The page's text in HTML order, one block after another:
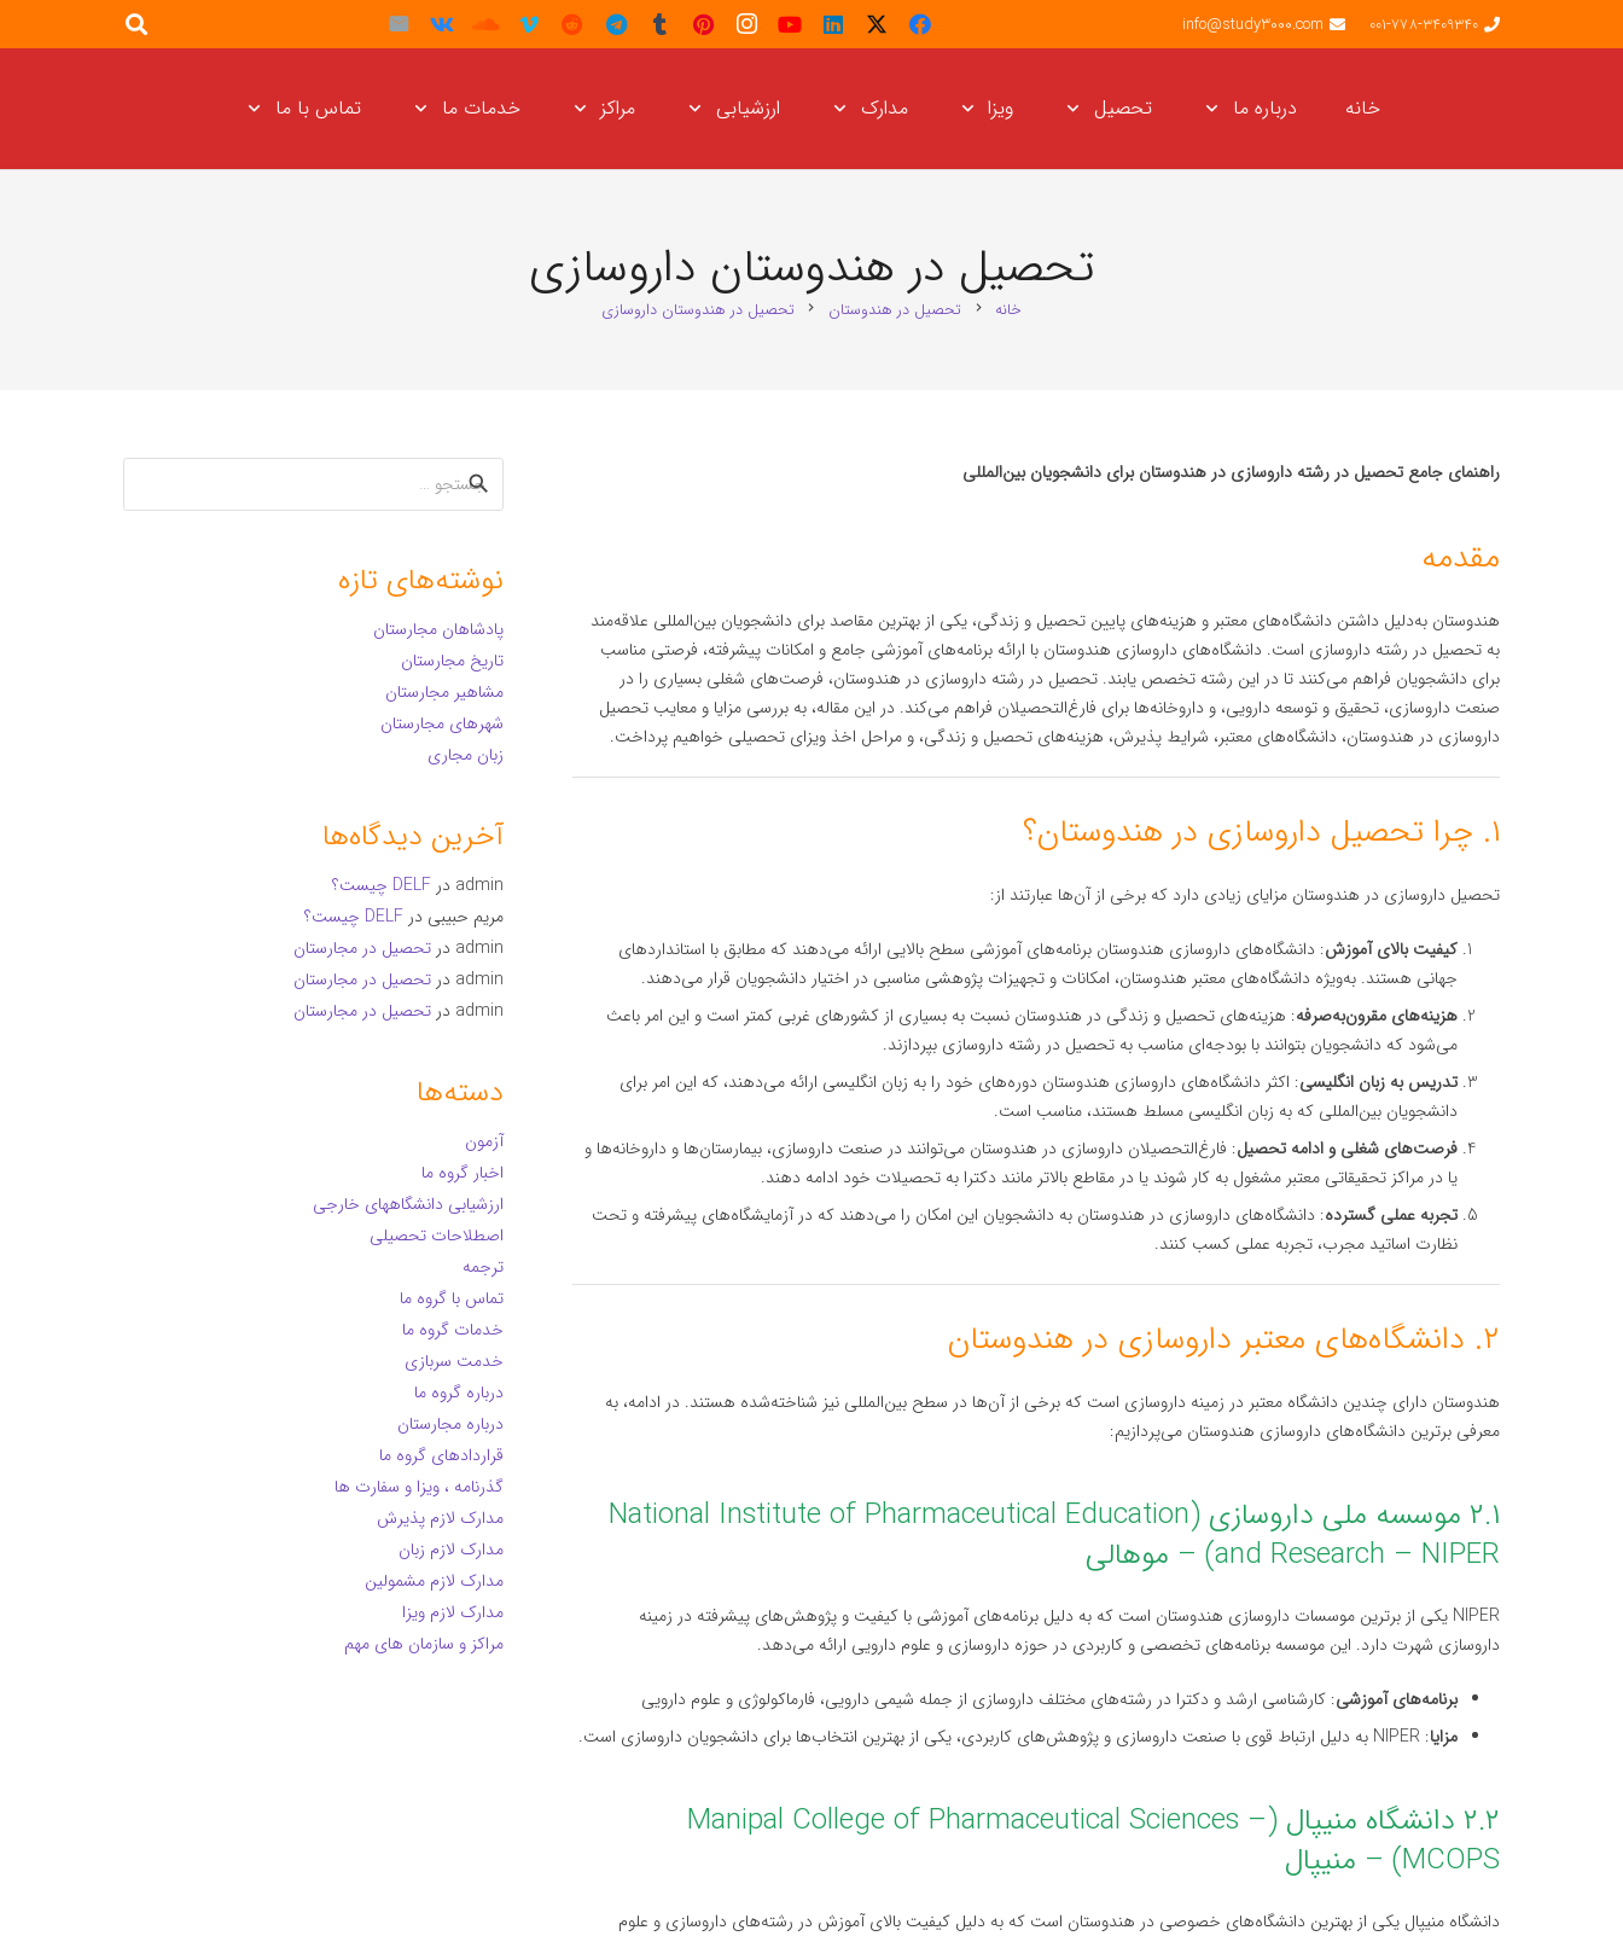
001-778-3409340
info@study3000.com
خانه درباره ما تحصیل ویزا مدارک ارزشیابی مراکز خدمات ما تماس با ما
تحصیل در هندوستان داروسازی
خانه chevron_right تحصیل در هندوستان chevron_right تحصیل در هندوستان داروسازی
راهنمای جامع تحصیل در رشته داروسازی در هندوستان برای دانشجویان بین‌المللی
مقدمه
هندوستان به‌دلیل داشتن دانشگاه‌های معتبر و هزینه‌های پایین تحصیل و زندگی، یکی از بهترین مقاصد برای دانشجویان بین‌المللی علاقه‌مند
به تحصیل در رشته داروسازی است. دانشگاه‌های داروسازی هندوستان با ارائه برنامه‌های آموزشی جامع و امکانات پیشرفته، فرصتی مناسب
برای دانشجویان فراهم می‌کنند تا در این رشته تخصص یابند. تحصیل در رشته داروسازی در هندوستان، فرصت‌های شغلی بسیاری را در
صنعت داروسازی، تحقیق و توسعه دارویی، و داروخانه‌ها برای فارغ‌التحصیلان فراهم می‌کند. در این مقاله، به بررسی مزایا و معایب تحصیل
داروسازی در هندوستان، دانشگاه‌های معتبر، شرایط پذیرش، هزینه‌های تحصیل و زندگی، و مراحل اخذ ویزای تحصیلی خواهیم پرداخت.
۱. چرا تحصیل داروسازی در هندوستان؟
تحصیل داروسازی در هندوستان مزایای زیادی دارد که برخی از آن‌ها عبارتند از:
کیفیت بالای آموزش: دانشگاه‌های داروسازی هندوستان برنامه‌های آموزشی سطح بالایی ارائه می‌دهند که مطابق با استانداردهای
جهانی هستند. به‌ویژه دانشگاه‌های معتبر هندوستان، امکانات و تجهیزات پژوهشی مناسبی در اختیار دانشجویان قرار می‌دهند.
هزینه‌های مقرون‌به‌صرفه: هزینه‌های تحصیل و زندگی در هندوستان نسبت به بسیاری از کشورهای غربی کمتر است و این امر باعث
می‌شود که دانشجویان بتوانند با بودجه‌ای مناسب به تحصیل در رشته داروسازی بپردازند.
تدریس به زبان انگلیسی: اکثر دانشگاه‌های داروسازی هندوستان دوره‌های خود را به زبان انگلیسی ارائه می‌دهند، که این امر برای
دانشجویان بین‌المللی که به زبان انگلیسی مسلط هستند، مناسب است.
فرصت‌های شغلی و ادامه تحصیل: فارغ‌التحصیلان داروسازی در هندوستان می‌توانند در صنعت داروسازی، بیمارستان‌ها و داروخانه‌ها و
یا در مراکز تحقیقاتی معتبر مشغول به کار شوند یا در مقاطع بالاتر مانند دکترا به تحصیلات خود ادامه دهند.
تجربه عملی گسترده: دانشگاه‌های داروسازی در هندوستان به دانشجویان این امکان را می‌دهند که در آزمایشگاه‌های پیشرفته و تحت
نظارت اساتید مجرب، تجربه عملی کسب کنند.
۲. دانشگاه‌های معتبر داروسازی در هندوستان
هندوستان دارای چندین دانشگاه معتبر در زمینه داروسازی است که برخی از آن‌ها در سطح بین‌المللی نیز شناخته‌شده هستند. در ادامه، به
معرفی برترین دانشگاه‌های داروسازی هندوستان می‌پردازیم:
۲.۱ موسسه ملی داروسازی (National Institute of Pharmaceutical Education
and Research – NIPER) – موهالی
NIPER یکی از برترین موسسات داروسازی هندوستان است که به دلیل برنامه‌های آموزشی با کیفیت و پژوهش‌های پیشرفته در زمینه
داروسازی شهرت دارد. این موسسه برنامه‌های تخصصی و کاربردی در حوزه داروسازی و علوم دارویی ارائه می‌دهد.
برنامه‌های آموزشی: کارشناسی ارشد و دکترا در رشته‌های مختلف داروسازی از جمله شیمی دارویی، فارماکولوژی و علوم دارویی
مزایا: NIPER به دلیل ارتباط قوی با صنعت داروسازی و پژوهش‌های کاربردی، یکی از بهترین انتخاب‌ها برای دانشجویان داروسازی است.
۲.۲ دانشگاه منیپال (Manipal College of Pharmaceutical Sciences –
MCOPS) – منیپال
دانشگاه منیپال یکی از بهترین دانشگاه‌های خصوصی در هندوستان است که به دلیل کیفیت بالای آموزش در رشته‌های داروسازی و علوم
جستجو
برای:
نوشته‌های تازه
پادشاهان مجارستان
تاریخ مجارستان
مشاهیر مجارستان
شهرهای مجارستان
زبان مجاری
آخرین دیدگاه‌ها
admin در DELF چیست؟
مریم حبیبی در DELF چیست؟
admin در تحصیل در مجارستان
admin در تحصیل در مجارستان
admin در تحصیل در مجارستان
دسته‌ها
آزمون
اخبار گروه ما
ارزشیابی دانشگاههای خارجی
اصطلاحات تحصیلی
ترجمه
تماس با گروه ما
خدمات گروه ما
خدمت سربازی
درباره گروه ما
درباره مجارستان
قراردادهای گروه ما
گذرنامه ، ویزا و سفارت ها
مدارک لازم پذیرش
مدارک لازم زبان
مدارک لازم مشمولین
مدارک لازم ویزا
مراکز و سازمان های مهم